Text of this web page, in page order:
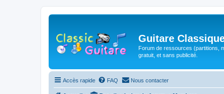
Guitare
Forum de ressources (partitions,
gratuit, et sans publicité.
Accès rapide FAQ Nous contacter